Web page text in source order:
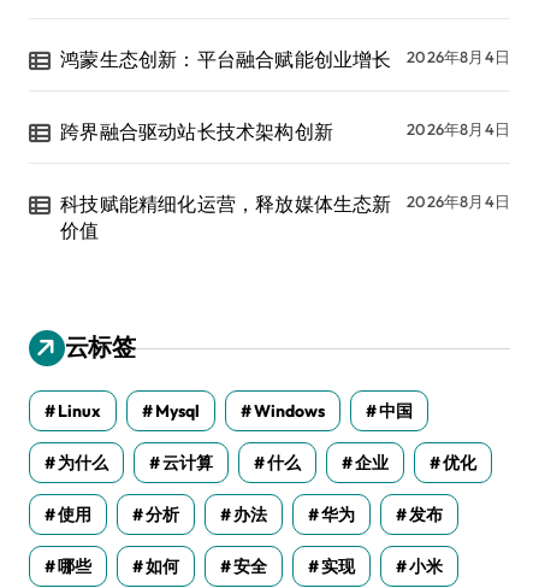
鸿蒙生态创新：平台融合赋能创业增长 2026年8月4日
跨界融合驱动站长技术架构创新 2026年8月4日
科技赋能精细化运营，释放媒体生态新
价值
2026年8月4日
云标签
Linux Mysql Windows 中国
为什么 云计算 什么 企业 优化
使用 分析 办法 华为 发布
哪些 如何 安全 实现 小米